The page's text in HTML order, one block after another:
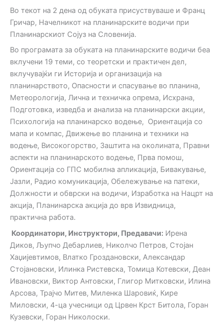
Во текот на 2 дена од обуката присуствуваше и Франц
Гричар, Начелникот на планинарските водичи при
Планинарскиот Сојуз на Словенија.
Во програмата за обуката на планинарските водичи беа
вклучени 19 теми, со теоретски и практичен дел,
вклучувајќи ги Историја и организација на
планинарството, Опасности и спасување во планина,
Метеорологија, Лична и техничка опрема, Исхрана,
Подготовка, изведба и анализа на планинарски акции,
Психологија на планинарско водење, Ориентација со
мапа и компас, Движење во планина и техники на
водење, Високогорство, Заштита на околината, Правни
аспекти на планинарското водење, Прва помош,
Ориентација со ГПС мобилна апликација, Бивакување,
Јазли, Радио комуникација, Обележување на патеки,
Должности и обврски на водичи, Изработка на Нацрт на
акција, Планинарска акција до врв Извидница,
практична работа.
Координатори, Инструктори, Предавачи: Ирена
Диков, Љупчо Дебарлиев, Николчо Петров, Стојан
Хаџијевтимов, Влатко Гроздановски, Александар
Стојановски, Илинка Ристевска, Томица Котевски, Деан
Ивановски, Виктор Антовски, Глигор Митковски, Илина
Арсова, Трајчо Митев, Миленка Шаровиќ, Кире
Миловски, 4-ца учесници од Црвен Крст Битола, Горан
Кузевски, Горан Николоски.